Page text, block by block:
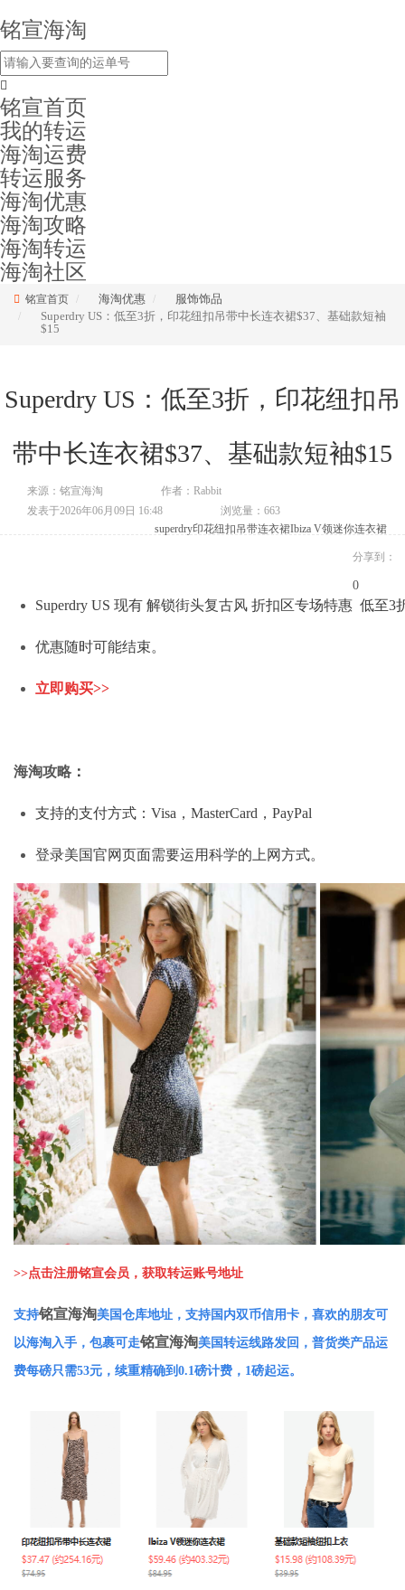
铭宣海淘
铭宣首页
我的转运
海淘运费
转运服务
海淘优惠
海淘攻略
海淘转运
海淘社区
铭宣首页 海淘优惠
服饰饰品
Superdry US：低至3折，印花纽扣吊带中长连衣裙$37、基础款短袖
$15
Superdry US：低至3折，印花纽扣吊
带中长连衣裙$37、基础款短袖$15
来源：铭宣海淘
作者：Rabbit
发表于2026年06月09日 16:48
浏览量：663
superdry印花纽扣吊带连衣裙Ibiza V领迷你连衣裙
分享到：
0
Superdry US 现有 解锁街头复古风 折扣区专场特惠 低至3
优惠随时可能结束。
立即购买>>
海淘攻略 ：
支持的支付方式：Visa，MasterCard，PayPal
登录美国官网页面需要运用科学的上网方式。
>>点击注册铭宣会员，获取转运账号地址
支持铭宣海淘美国仓库地址，支持国内双币信用卡，喜欢的朋友可
以海淘入手，包裹可走铭宣海淘美国转运线路发回，普货类产品运
费每磅只需53元，续重精确到0.1磅计费，1磅起运。